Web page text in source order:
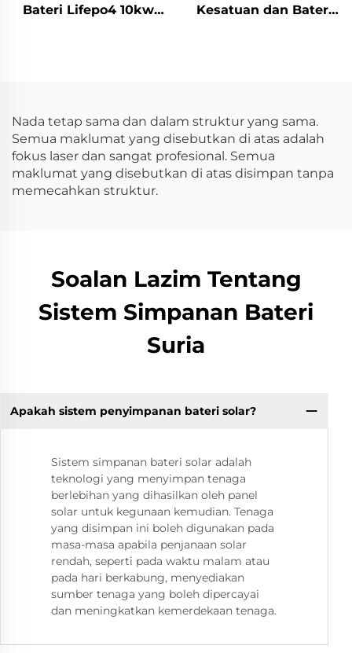
Bateri Lifepo4 10kw
Kesatuan dan Bateri
Nada tetap sama dan dalam struktur yang sama.
Semua maklumat yang disebutkan di atas adalah
fokus laser dan sangat profesional. Semua
maklumat yang disebutkan di atas disimpan tanpa
memecahkan struktur.
Soalan Lazim Tentang
Sistem Simpanan Bateri
Suria
Apakah sistem penyimpanan bateri solar?
Sistem simpanan bateri solar adalah
teknologi yang menyimpan tenaga
berlebihan yang dihasilkan oleh panel
solar untuk kegunaan kemudian. Tenaga
yang disimpan ini boleh digunakan pada
masa-masa apabila penjanaan solar
rendah, seperti pada waktu malam atau
pada hari berkabung, menyediakan
sumber tenaga yang boleh dipercayai
dan meningkatkan kemerdekaan tenaga.